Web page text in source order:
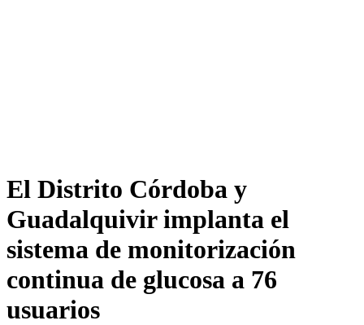
El Distrito Córdoba y
Guadalquivir implanta el
sistema de monitorización
continua de glucosa a 76
usuarios